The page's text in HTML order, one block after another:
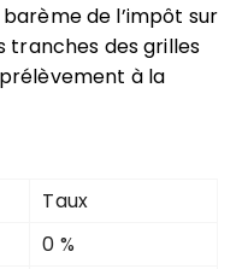
de l’impôt sur
tranches des grilles
à la
Taux
0 %